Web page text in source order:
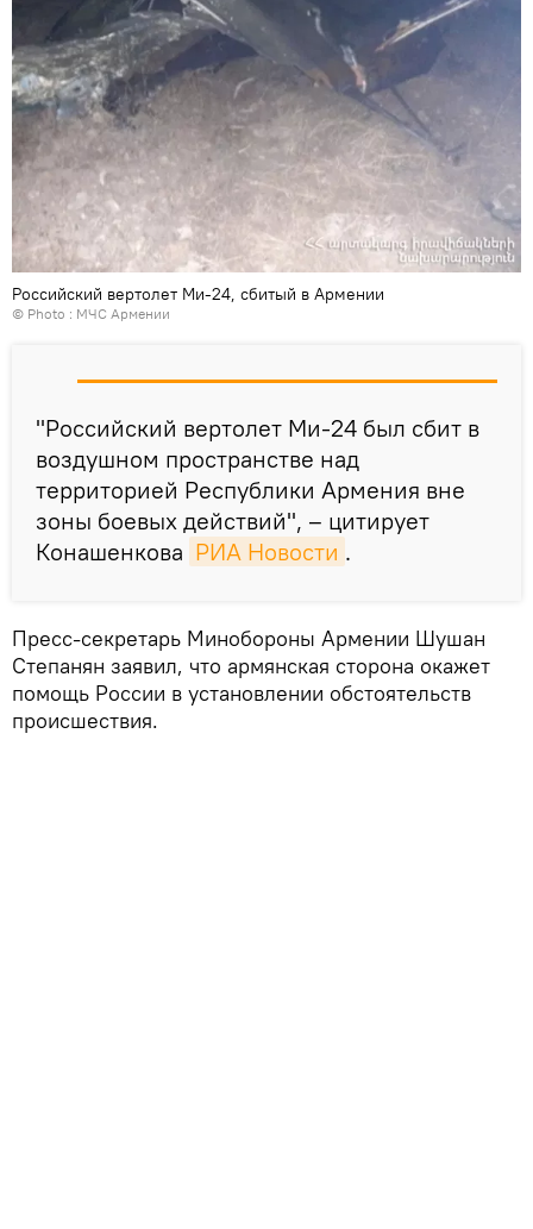
Российский вертолет Ми-24, сбитый в Армении
© Photo : МЧС Армении
"Российский вертолет Ми-24 был сбит в
воздушном пространстве над
территорией Республики Армения вне
зоны боевых действий", – цитирует
Конашенкова РИА Новости .
Пресс-секретарь Минобороны Армении Шушан
Степанян заявил, что армянская сторона окажет
помощь России в установлении обстоятельств
происшествия.